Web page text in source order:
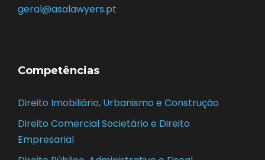
geral@asalawyers.pt
Competências
Direito Imobiliário, Urbanismo e Construção
Direito Comercial Societário e Direito
Empresarial